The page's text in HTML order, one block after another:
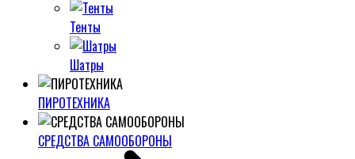
Тенты
Шатры
ПИРОТЕХНИКА
СРЕДСТВА САМООБОРОНЫ